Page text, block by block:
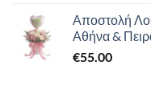
Αποστολή
Αθήνα &
€55.00